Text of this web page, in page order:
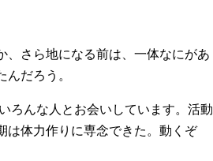
、さら地になる前は、一体なにがあ
だろう。
ろんな人とお会いしています。活動
は体力作りに専念できた。動くぞ